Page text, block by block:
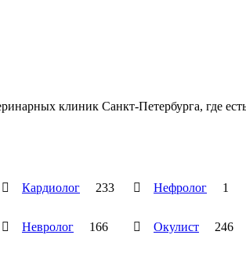
клиник Санкт-Петербурга, где
 Кардиолог 233
 Невролог 166
 Нефролог 1
 Окулист 246